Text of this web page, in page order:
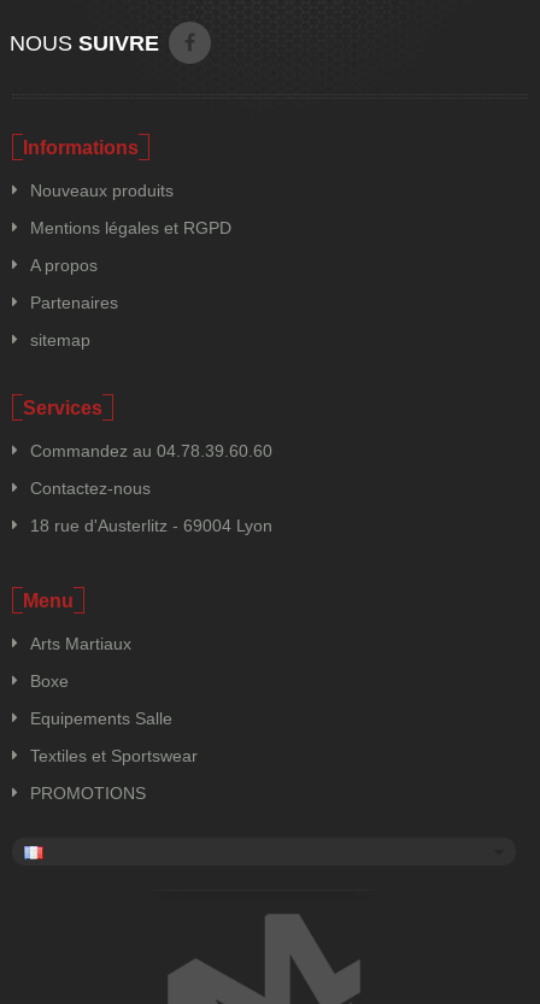
SUIVRE
NOUS
Informations
Nouveaux produits
Mentions légales et RGPD
A propos
Partenaires
sitemap
Services
Commandez au 04.78.39.60.60
Contactez-nous
18 rue d'Austerlitz - 69004 Lyon
Menu
Arts Martiaux
Boxe
Equipements Salle
Textiles et Sportswear
PROMOTIONS